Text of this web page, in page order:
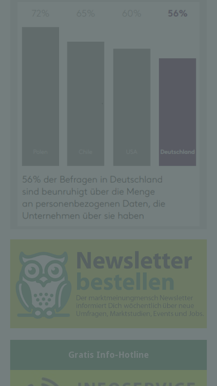
Gratis Info-Hotline